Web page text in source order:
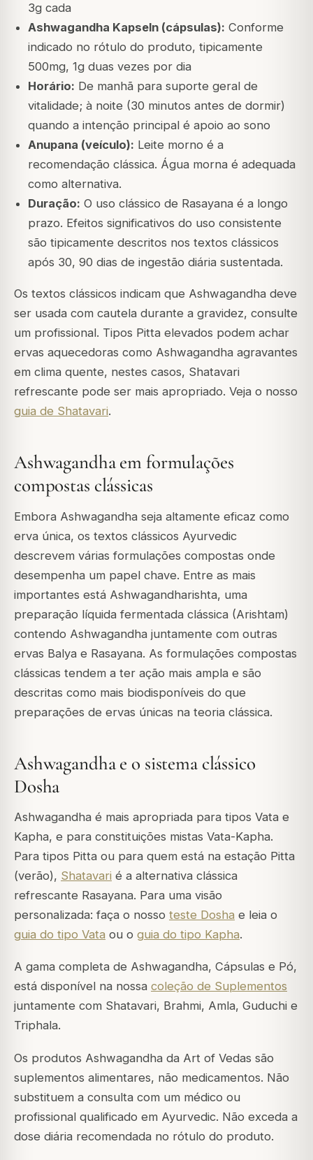
3g cada
Ashwagandha Kapseln (cápsulas): Conforme
indicado no rótulo do produto, tipicamente
500mg, 1g duas vezes por dia
Horário: De manhã para suporte geral de
vitalidade; à noite (30 minutos antes de dormir)
quando a intenção principal é apoio ao sono
Anupana (veículo): Leite morno é a
recomendação clássica. Água morna é adequada
como alternativa.
Duração: O uso clássico de Rasayana é a longo
prazo. Efeitos significativos do uso consistente
são tipicamente descritos nos textos clássicos
após 30, 90 dias de ingestão diária sustentada.
Os textos clássicos indicam que Ashwagandha deve
ser usada com cautela durante a gravidez, consulte
um profissional. Tipos Pitta elevados podem achar
ervas aquecedoras como Ashwagandha agravantes
em clima quente, nestes casos, Shatavari
refrescante pode ser mais apropriado. Veja o nosso
guia de Shatavari.
Ashwagandha em formulações
compostas clássicas
Embora Ashwagandha seja altamente eficaz como
erva única, os textos clássicos Ayurvedic
descrevem várias formulações compostas onde
desempenha um papel chave. Entre as mais
importantes está Ashwagandharishta, uma
preparação líquida fermentada clássica (Arishtam)
contendo Ashwagandha juntamente com outras
ervas Balya e Rasayana. As formulações compostas
clássicas tendem a ter ação mais ampla e são
descritas como mais biodisponíveis do que
preparações de ervas únicas na teoria clássica.
Ashwagandha e o sistema clássico
Dosha
Ashwagandha é mais apropriada para tipos Vata e
Kapha, e para constituições mistas Vata-Kapha.
Para tipos Pitta ou para quem está na estação Pitta
(verão), Shatavari é a alternativa clássica
refrescante Rasayana. Para uma visão
personalizada: faça o nosso teste Dosha e leia o
guia do tipo Vata ou o guia do tipo Kapha.
A gama completa de Ashwagandha, Cápsulas e Pó,
está disponível na nossa coleção de Suplementos
juntamente com Shatavari, Brahmi, Amla, Guduchi e
Triphala.
Os produtos Ashwagandha da Art of Vedas são
suplementos alimentares, não medicamentos. Não
substituem a consulta com um médico ou
profissional qualificado em Ayurvedic. Não exceda a
dose diária recomendada no rótulo do produto.